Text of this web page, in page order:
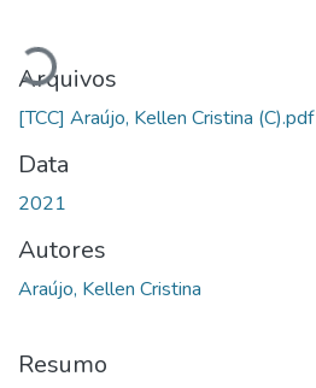
Carregando...
Arquivos
[TCC] Araújo, Kellen Cristina (C).pdf
Data
2021
Autores
Araújo, Kellen Cristina
Resumo